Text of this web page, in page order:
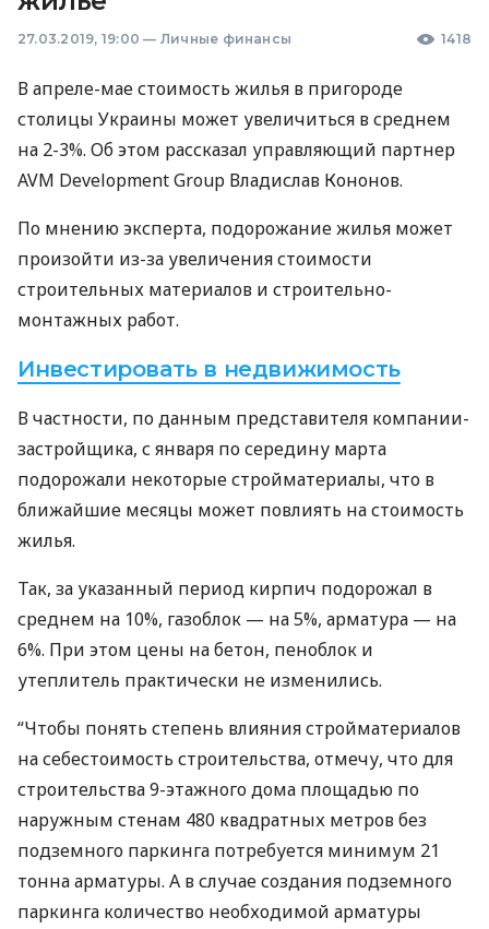
27.03.2019, 19:00 — Личные финансы 1418
В апреле-мае стоимость жилья в пригороде
столицы Украины может увеличиться в среднем
на 2-3%. Об этом рассказал управляющий партнер
AVM Development Group Владислав Кононов.
По мнению эксперта, подорожание жилья может
произойти из-за увеличения стоимости
строительных материалов и строительно-
монтажных работ.
Инвестировать в недвижимость
В частности, по данным представителя компании-
застройщика, с января по середину марта
подорожали некоторые стройматериалы, что в
ближайшие месяцы может повлиять на стоимость
жилья.
Так, за указанный период кирпич подорожал в
среднем на 10%, газоблок — на 5%, арматура — на
6%. При этом цены на бетон, пеноблок и
утеплитель практически не изменились.
“Чтобы понять степень влияния стройматериалов
на себестоимость строительства, отмечу, что для
строительства 9-этажного дома площадью по
наружным стенам 480 квадратных метров без
подземного паркинга потребуется минимум 21
тонна арматуры. А в случае создания подземного
паркинга количество необходимой арматуры